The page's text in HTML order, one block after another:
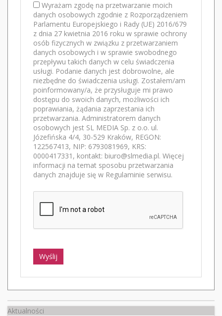
Wyrażam zgodę na przetwarzanie moich
danych osobowych zgodnie z Rozporządzeniem
Parlamentu Europejskiego i Rady (UE) 2016/679
z dnia 27 kwietnia 2016 roku w sprawie ochrony
osób fizycznych w związku z przetwarzaniem
danych osobowych i w sprawie swobodnego
przepływu takich danych w celu świadczenia
usługi. Podanie danych jest dobrowolne, ale
niezbędne do świadczenia usługi. Zostałem/am
poinformowany/a, że przysługuje mi prawo
dostępu do swoich danych, możliwości ich
poprawiania, żądania zaprzestania ich
przetwarzania. Administratorem danych
osobowych jest SL MEDIA Sp. z o.o. ul.
Józefińska 4/4, 30-529 Kraków, REGON:
122567413, NIP: 6793081969, KRS:
0000417331, kontakt: biuro@slmedia.pl. Więcej
informacji na temat sposobu przetwarzania
danych znajduje się w Regulaminie serwisu.
Wyślij
Aktualności